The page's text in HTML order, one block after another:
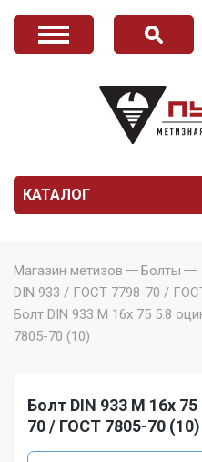
КАТАЛОГ
Магазин метизов
Болты
DIN 933 / ГОСТ 7798-70 /
Болт DIN 933 M 16x 75 5.8
7805-70 (10)
Болт DIN 933 M 16x
70 / ГОСТ 7805-70 (10)